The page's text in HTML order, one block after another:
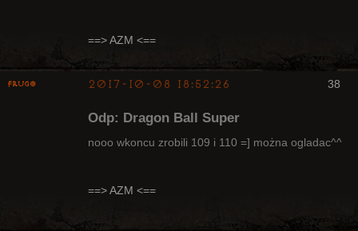
==> AZM <==
38
Frugo 2017-10-08 18:52:26
Odp: Dragon Ball Super
nooo wkoncu zrobili 109 i 110 =] można ogladac^^
==> AZM <==